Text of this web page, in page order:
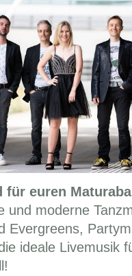
für euren Maturaball
und moderne
Evergreens,
ideale Livemusik